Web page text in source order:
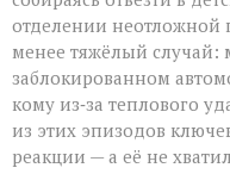
отделении
менее тяжёлый случай:
заблокированном
кому из‑за теплового
из этих эпизодов
реакции — а её не